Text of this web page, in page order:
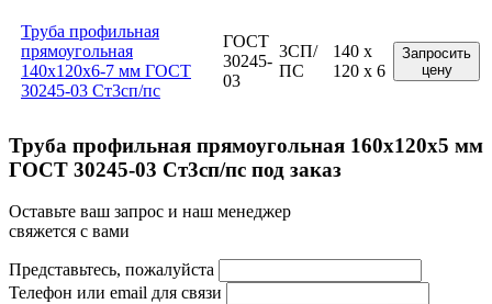
Труба профильная
прямоугольная
140x120x6-7 мм ГОСТ
30245-03 Ст3сп/пс
ГОСТ
30245-
03
3СП/
ПС
140 x
120 x 6
Запросить
цену
Труба профильная прямоугольная 160x120x5 мм
ГОСТ 30245-03 Ст3сп/пс под заказ
Оставьте ваш запрос и наш менеджер
свяжется с вами
Представьтесь, пожалуйста
Телефон или email для связи